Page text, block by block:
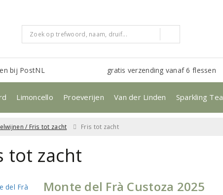
bij PostNL gratis verzending vanaf 6 flessen
Limoncello Proeverijen Van der Linden Sparkling Tea
/ Fris tot zacht Fris tot zacht
tot zacht
Monte del Frà Custoza 2025